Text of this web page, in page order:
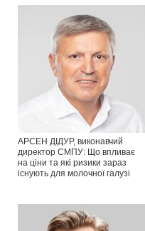
АРСЕН ДІДУР, виконавчий
директор СМПУ: Що впливає
на ціни та які ризики зараз
існують для молочної галузі